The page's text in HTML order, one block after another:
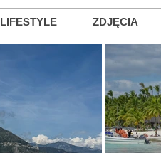
LIFESTYLE ZDJĘCIA